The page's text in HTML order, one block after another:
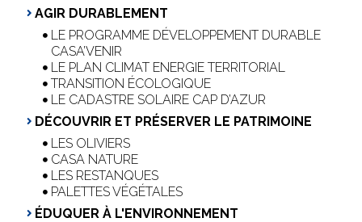
AGIR DURABLEMENT
LE PROGRAMME DÉVELOPPEMENT DURABLE
CASA’VENIR
LE PLAN CLIMAT ENERGIE TERRITORIAL
TRANSITION ÉCOLOGIQUE
LE CADASTRE SOLAIRE CAP D’AZUR
DÉCOUVRIR ET PRÉSERVER LE PATRIMOINE
LES OLIVIERS
CASA NATURE
LES RESTANQUES
PALETTES VÉGÉTALES
ÉDUQUER À L'ENVIRONNEMENT